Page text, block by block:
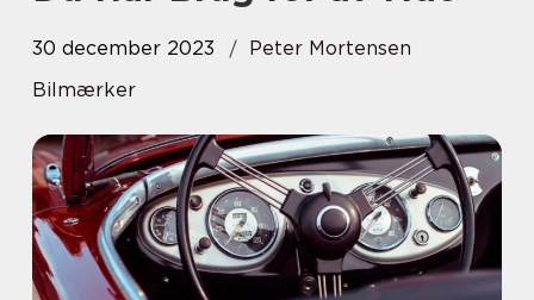
30 december 2023
Peter Mortensen
Bilmærker